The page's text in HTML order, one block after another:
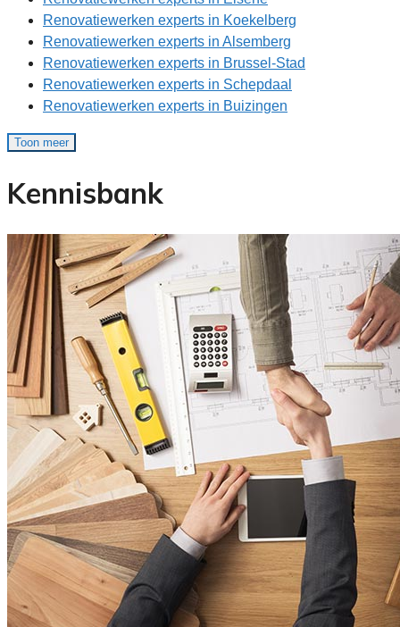
Renovatiewerken experts in Koekelberg
Renovatiewerken experts in Alsemberg
Renovatiewerken experts in Brussel-Stad
Renovatiewerken experts in Schepdaal
Renovatiewerken experts in Buizingen
Toon meer
Kennisbank